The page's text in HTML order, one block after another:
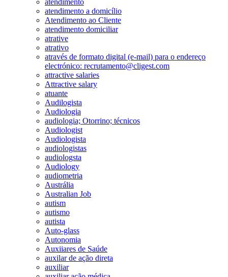
atendimento a domicílio
Atendimento ao Cliente
atendimento domiciliar
atrative
atrativo
através de formato digital (e-mail) para o endereço
electrónico: recrutamento@cligest.com
attractive salaries
Attractive salary
atuante
Audilogista
Audiologia
audiologia; Otorrino; técnicos
Audiologist
Audiologista
audiologistas
audiologsta
Audiology
audiometria
Austrália
Australian Job
autism
autismo
autista
Auto-glass
Autonomia
Auxiiares de Saúde
auxilar de ação direta
auxiliar